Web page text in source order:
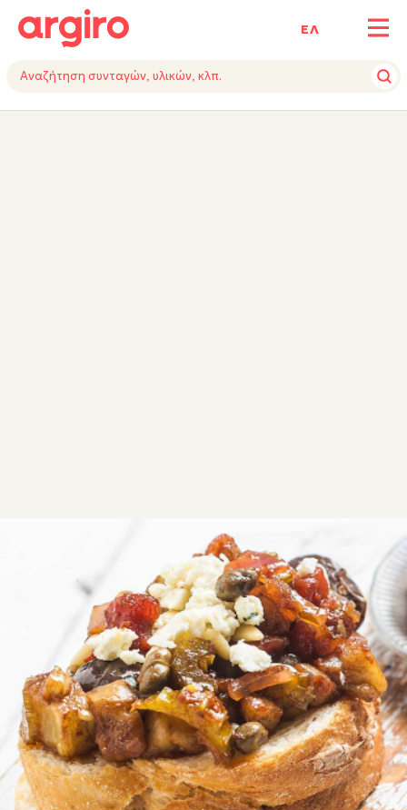
ΕΛ
ΥΛΙΚΑΕΚΤΕΛΕΣΗ
Καπονάτα μελιτζάνας
(Caponata Siciliana)
Φτιάξτε αυτή τη σισιλιάνικη καπονάτα μελιτζάνας,
μια αυθεντική ιταλική συνταγή που θα σας ταξιδέψει.
V GF
Εύκολη 0:25